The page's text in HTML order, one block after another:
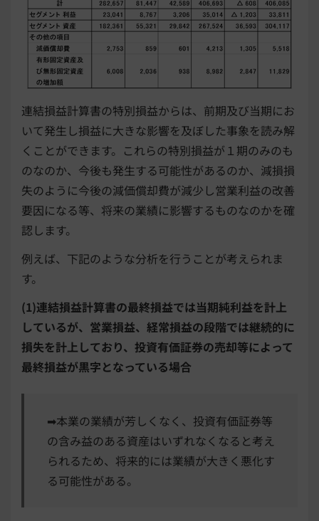
連結損益計算書の特別損益からは、前期及び当期にお
いて発生し損益に大きな影響を及ぼした事象を読み解
くことができます。これらの特別損益が１期のみのも
のなのか、今後も発生する可能性があるのか、減損損
失のように今後の減価償却費が減少し営業利益の改善
要因になる等、将来の業績に影響するものなのかを確
認します。
例えば、下記のような分析を行うことが考えられま
す。
(1)連結損益計算書の最終損益では当期純利益を計上
しているが、営業損益、経常損益の段階では継続的に
損失を計上しており、投資有価証券の売却等によって
最終損益が黒字となっている場合
➡本業の業績が芳しくなく、投資有価証券等
の含み益のある資産はいずれなくなると考え
られるため、将来的には業績が大きく悪化す
る可能性がある。